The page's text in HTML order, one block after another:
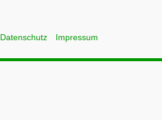
Datenschutz Impressum